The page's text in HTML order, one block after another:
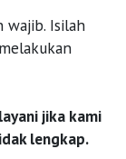
wajib. Isilah
jika kami
lengkap.